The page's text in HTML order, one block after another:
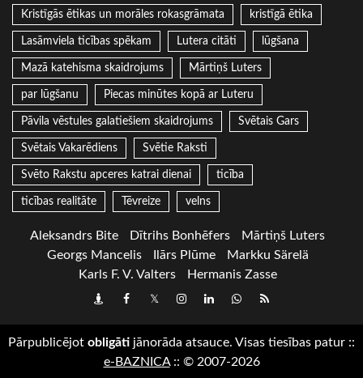
Kristīgās ētikas un morāles rokasgrāmata kristīgā ētika
Lasāmviela ticības spēkam Lutera citāti lūgšana
Mazā katehisma skaidrojums Mārtiņš Luters
par lūgšanu Piecas minūtes kopā ar Luteru
Pāvila vēstules galatiešiem skaidrojums Svētais Gars
Svētais Vakarēdiens Svētie Raksti
Svēto Rakstu apceres katrai dienai ticība
ticības realitāte Tēvreize velns
Aleksandrs Bite Dītrihs Bonhēfers
Mārtiņš Luters
Georgs Mancelis
Ilārs Plūme
Markku Särelä
Karls F. V. Valters
Hermanis Zasse
DraugiemFacebook
TwitterInstagram
LinkedInwhatsapp
RSS
Pārpublicējot obligāti jānorāda atsauce. Visas tiesības patur ::
e-BAZNICA:: © 2007-2026